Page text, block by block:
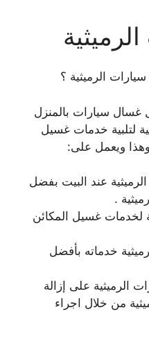
الرميثية ؟
غسال سيارات بالمنزل
لتلبية خدمات غسيل
وهذا ويعمل على:
الرميثية عند البيت بفضل
.
لخدمات غسيل المكائن
خدماته بأفضل
الرميثية على إزالة
من خلال اجراء